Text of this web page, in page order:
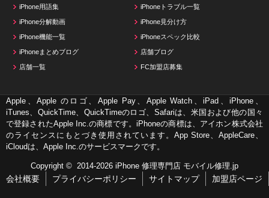
iPhone用語集 iPhoneトラブル一覧
iPhone分解動画 iPhone見分け方
iPhone機能一覧 iPhoneスペック比較
iPhoneまとめブログ 店舗ブログ
店舗一覧 FC加盟店募集
Apple、Apple のロゴ、Apple Pay、Apple Watch、iPad、iPhone、
iTunes、QuickTime、QuickTimeのロゴ、Safariは、米国および他の国々
で登録されたApple Inc.の商標です。iPhoneの商標は、アイホン株式会社
のライセンスにもとづき使用されています。App Store、AppleCare、
iCloudは、Apple Inc.のサービスマークです。
Copyright © 2014-2026 iPhone 修理専門店 モバイル修理.jp
会社概要 プライバシーポリシー サイトマップ 加盟店ページ